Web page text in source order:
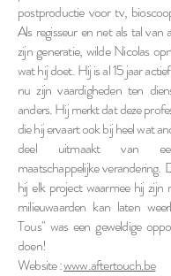
postproductie voor tv,
Als regisseur en net als tal van
zijn generatie, wilde Nicolas
wat hij doet. Hij is al 15 jaar
nu zijn vaardigheden ten
anders. Hij merkt dat deze
die hij ervaart ook bij heel wat
deel uitmaakt van
maatschappelijke verandering.
hij elk project waarmee hij zijn
milieuwaarden kan laten
Tous" was een geweldige
doen!
Website :www.aftertouch.be